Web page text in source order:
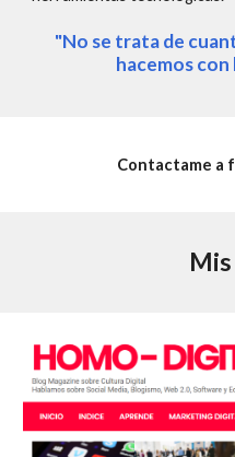
"No se trata de
hacemos
Contactame a